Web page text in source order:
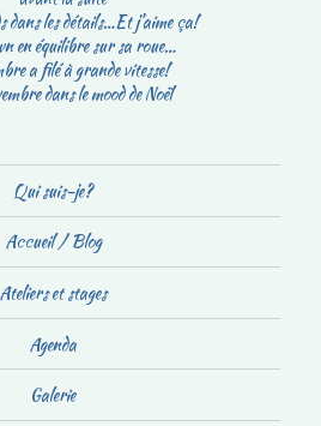
dans les détails…Et j’aime ça!
en équilibre sur sa roue…
a filé à grande vitesse!
dans le mood de Noël
Qui suis-je?
Accueil / Blog
Ateliers et stages
Agenda
Galerie